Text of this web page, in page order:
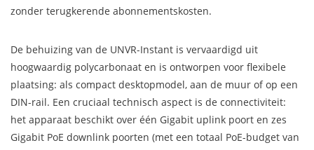
zonder terugkerende abonnementskosten.
De behuizing van de UNVR-Instant is vervaardigd uit
hoogwaardig polycarbonaat en is ontworpen voor flexibele
plaatsing: als compact desktopmodel, aan de muur of op een
DIN-rail. Een cruciaal technisch aspect is de connectiviteit:
het apparaat beschikt over één Gigabit uplink poort en zes
Gigabit PoE downlink poorten (met een totaal PoE-budget van